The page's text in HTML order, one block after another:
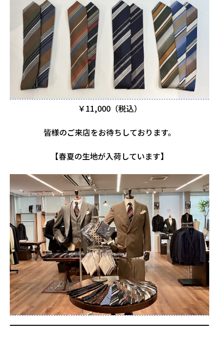
￥11,000（税込）
皆様のご来店をお待ちしております。
【春夏の生地が入荷しています】